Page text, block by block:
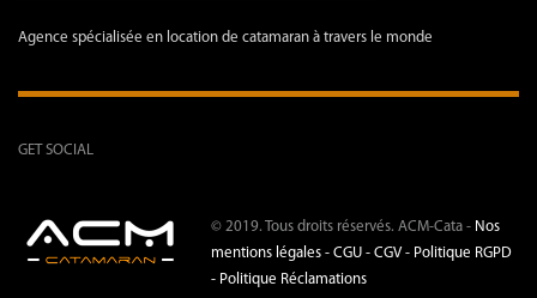
Agence spécialisée en location de catamaran à travers le monde
GET SOCIAL
© 2019. Tous droits réservés. ACM-Cata - Nos
mentions légales - CGU - CGV - Politique RGPD
- Politique Réclamations